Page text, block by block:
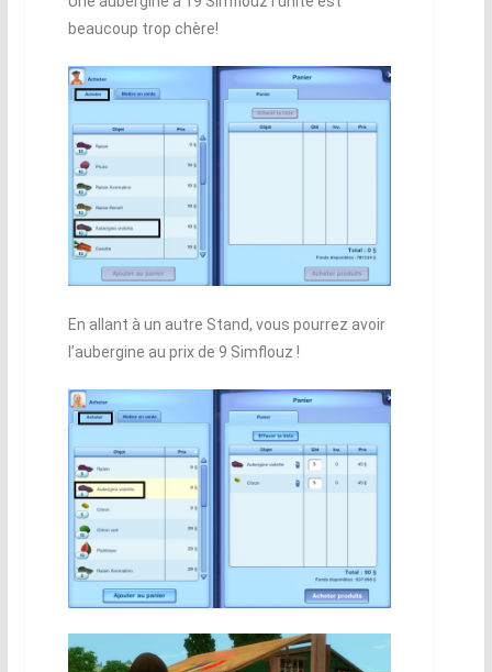
beaucoup trop chère!
En allant à un autre Stand, vous pourrez avoir
l’aubergine au prix de 9 Simflouz !